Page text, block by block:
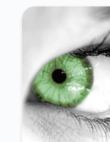
Béhoust 78910
Beynes 78650
Blaru
Boinville-en-Mantois
Boinville-le-Gaillard
Boinvilliers 78200
Boissets 78910
La
Boissy-Mauvoisin 78200
Boissy-sans-Avoir 78490
Bonnières-sur-Seine
Bougival 78380
Breuil-Bois-Robert
Les Bréviaires 78610
Buc 78530
Buchelay
Carrières-sous-Poissy